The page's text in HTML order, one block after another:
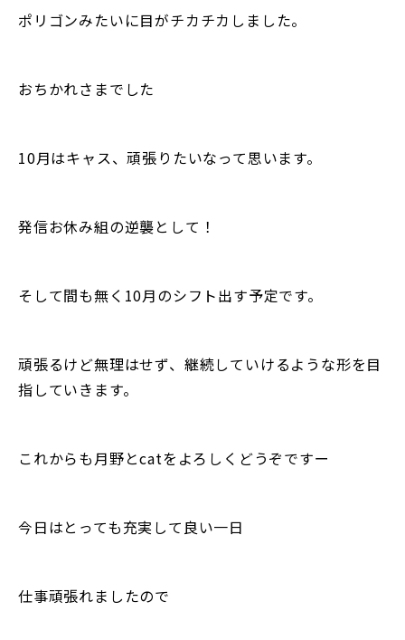
ポリゴンみたいに目がチカチカしました。
おちかれさまでした
10月はキャス、頑張りたいなって思います。
発信お休み組の逆襲として！
そして間も無く10月のシフト出す予定です。
頑張るけど無理はせず、継続していけるような形を目
指していきます。
これからも月野とcatをよろしくどうぞですー
今日はとっても充実して良い一日
仕事頑張れましたので